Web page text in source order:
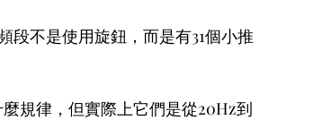
不是使用旋鈕，而是有31個小推
規律，但實際上它們是從20Hz到